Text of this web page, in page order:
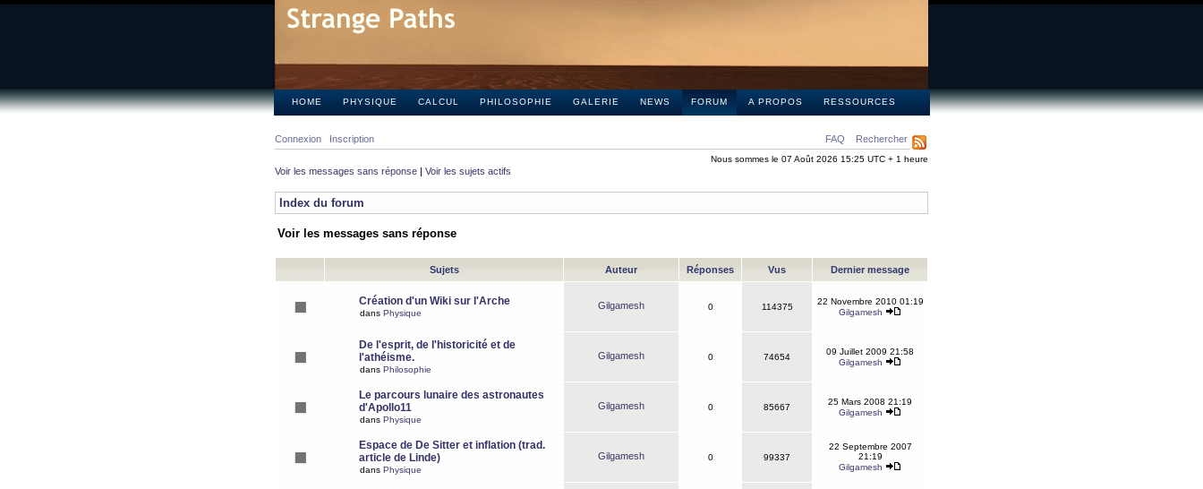
HOME PHYSIQUE CALCUL PHILOSOPHIE GALERIE NEWS FORUM A PROPOS RESSOURCES
FAQ Rechercher
Connexion Inscription
Nous sommes le 07 Août 2026 15:25 UTC + 1 heure
Voir les messages sans réponse | Voir les sujets actifs
Index du forum
Voir les messages sans réponse
Sujets Auteur Réponses Vus Dernier message
Création d'un Wiki sur l'Arche
dans Physique
Gilgamesh 0 114375
22 Novembre 2010 01:19
Gilgamesh
De l'esprit, de l'historicité et de
l'athéisme.
dans Philosophie
Gilgamesh 0 74654
09 Juillet 2009 21:58
Gilgamesh
Le parcours lunaire des astronautes
d'Apollo11
dans Physique
Gilgamesh 0 85667
25 Mars 2008 21:19
Gilgamesh
Espace de De Sitter et inflation (trad.
article de Linde)
dans Physique
Gilgamesh 0 99337
22 Septembre 2007
21:19
Gilgamesh